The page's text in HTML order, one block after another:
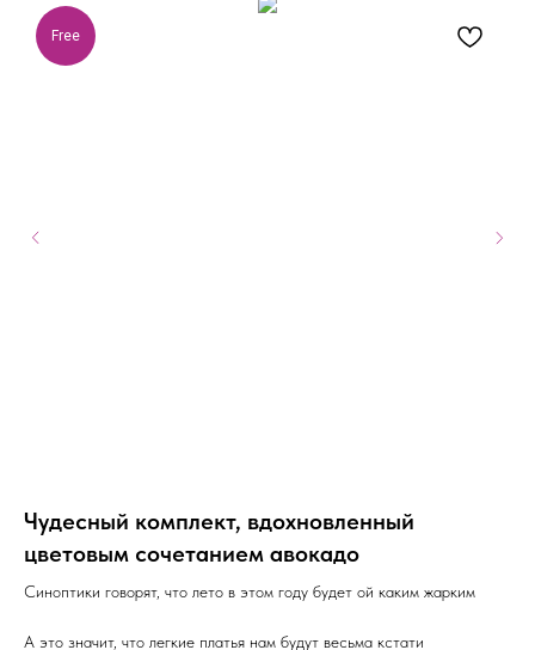
Free
Чудесный комплект, вдохновленный
цветовым сочетанием авокадо
Синоптики говорят, что лето в этом году будет ой каким жарким
А это значит, что легкие платья нам будут весьма кстати